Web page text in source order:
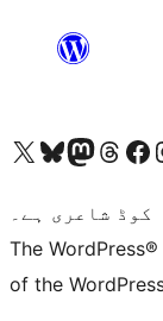
Visit our X (formerly Twitter) account
ہمارے بلیواسکائی اکاؤنٹ پر جائیں
Visit our Mastodon
اکاؤنٹ پر جائیںVisit our
کوڈ شاعری ہے۔
The
of the